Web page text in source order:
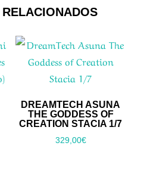
DREAMTECH ASUNA
THE GODDESS OF
CREATION STACIA 1/7
329,00€